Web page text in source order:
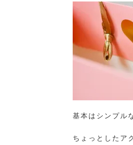
基本はシンプル
ちょっとしたア